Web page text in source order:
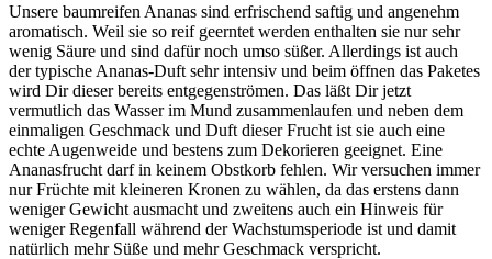
Unsere baumreifen Ananas sind erfrischend saftig und angenehm
aromatisch. Weil sie so reif geerntet werden enthalten sie nur sehr
wenig Säure und sind dafür noch umso süßer. Allerdings ist auch
der typische Ananas-Duft sehr intensiv und beim öffnen das Paketes
wird Dir dieser bereits entgegenströmen. Das läßt Dir jetzt
vermutlich das Wasser im Mund zusammenlaufen und neben dem
einmaligen Geschmack und Duft dieser Frucht ist sie auch eine
echte Augenweide und bestens zum Dekorieren geeignet. Eine
Ananasfrucht darf in keinem Obstkorb fehlen. Wir versuchen immer
nur Früchte mit kleineren Kronen zu wählen, da das erstens dann
weniger Gewicht ausmacht und zweitens auch ein Hinweis für
weniger Regenfall während der Wachstumsperiode ist und damit
natürlich mehr Süße und mehr Geschmack verspricht.